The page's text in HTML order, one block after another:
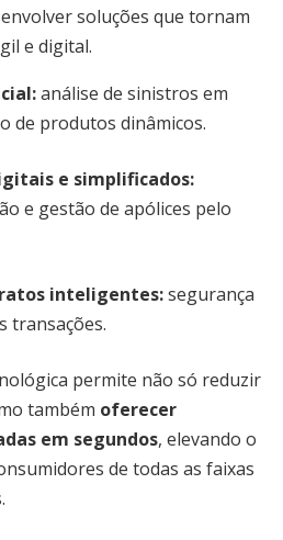
soluções que tornam
e digital.
:análise de sinistros em
de produtos dinâmicos.
e simplificados:
e gestão de apólices pelo
inteligentes:segurança
transações.
permite não só reduzir
também oferecer
em segundos, elevando o
de todas as faixas